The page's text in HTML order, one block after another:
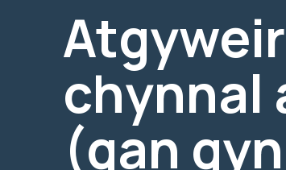
chynnal
(gan